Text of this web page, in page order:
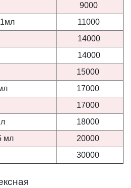
9000
11000
14000
14000
15000
17000
17000
18000
мл
20000
30000